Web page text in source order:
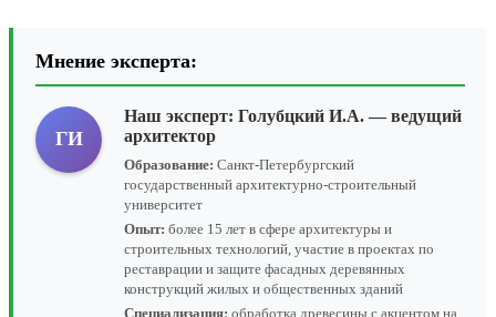
Мнение эксперта:
ГИ
Наш эксперт: Голубцкий И.А. — ведущий
архитектор
Образование: Санкт-Петербургский
государственный архитектурно-строительный
университет
Опыт: более 15 лет в сфере архитектуры и
строительных технологий, участие в проектах по
реставрации и защите фасадных деревянных
конструкций жилых и общественных зданий
Специализация: обработка древесины с акцентом на